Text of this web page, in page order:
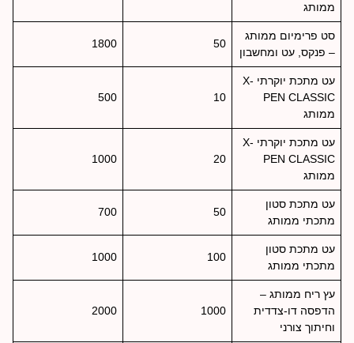
ממותג
סט פרימיום ממותג
– פנקס, עט ומחשבון
50
1800
עט מתכת יוקרתי X-
PEN CLASSIC
ממותג
10
500
עט מתכת יוקרתי X-
PEN CLASSIC
ממותג
20
1000
עט מתכת סטון
מתכתי ממותג
50
700
עט מתכת סטון
מתכתי ממותג
100
1000
עץ ריח ממותג –
הדפסה דו-צדדית
וחיתוך צורני
1000
2000